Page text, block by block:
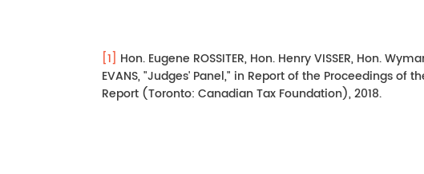
[1] Hon. Eugene ROSSITER, Hon. Henry VISSER, Hon.
EVANS, "Judges' Panel," in Report of the Proceedings of
Report (Toronto: Canadian Tax Foundation), 2018.